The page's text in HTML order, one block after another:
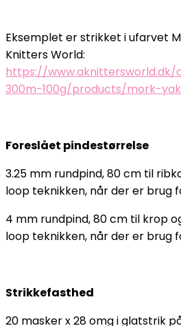
Eksemplet er strikket i ufarvet
Knitters World:
https://
300m-100g/products/mork-
Foreslået pindestørrelse
3.25 mm rundpind, 80 cm til
loop teknikken, når der er brug
4 mm rundpind, 80 cm til krop
loop teknikken, når der er brug
Strikkefasthed
20 masker x 28 omg i glatstrik